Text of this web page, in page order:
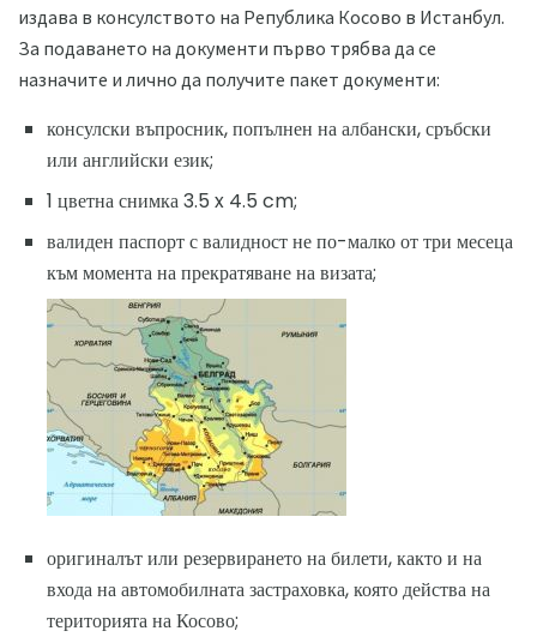
издава в консулството на Република Косово в Истанбул.
За подаването на документи първо трябва да се
назначите и лично да получите пакет документи:
консулски въпросник, попълнен на албански, сръбски
или английски език;
1 цветна снимка 3.5 x 4.5 cm;
валиден паспорт с валидност не по-малко от три месеца
към момента на прекратяване на визата;
оригиналът или резервирането на билети, както и на
входа на автомобилната застраховка, която действа на
територията на Косово;